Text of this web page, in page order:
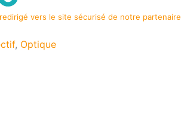
vers le site sécurisé de notre partenaire
, Optique